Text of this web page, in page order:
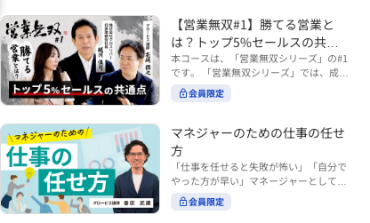
る新規事業の創出」では、新規事業やス
タートアップを取り巻く環境がどのよう
に変化しているのかを俯瞰し、新たな価
値創造と非連続な成長を生み出すため
に、AI時代における事業機会の捉え方
や、成功確率を高めるための考え方につ
携わるリーダー・マネージャーの方 ・AI
を活用して事業創出のスピードや成功確
率を高めたい方 ・AI時代における新規事
業リーダーの役割やマインドセットを学
びたい方 ■AIシフトシリーズとは？ 『AI
BUSINESS SHIFTシリーズ』は以下の3
【営業無双#1】勝てる営業と
は？トップ5%セールスの共通
点
本コースは、「営業無双シリーズ」の#1
です。 「営業無双シリーズ」では、成約
率アップに向けて、お客様に選ばれ続け
る無双の営業になるための実践的な考え
（#2以降は順次公開） 本コースでは、
「勝てる営業とは？トップ5%セールス
の共通点」をテーマに BtoBでお客様に
選ばれる営業の役割 トップ5％のセール
スに共通する行動や考え方 成果につなが
る実践的なポイント などを解説します。
◾️こんな方におすすめ 提案しても顧客に
会員限定
マネジャーのための仕事の任せ
方
「仕事を任せると失敗が怖い」「自分で
やった方が早い」マネージャーとしてメ
ンバーやチームの力を引き出しながら成
果を上げるには、どのように仕事を任せ
会員限定